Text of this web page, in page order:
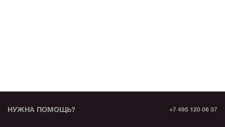
НУЖНА ПОМОЩЬ? +7 495 120 06 37